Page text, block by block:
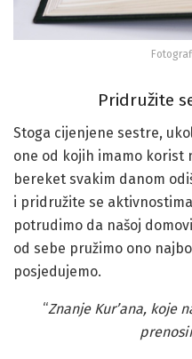
Pridružite
Stoga cijenjene sestre,
one od kojih imamo korist
bereket svakim danom
i pridružite se
potrudimo da našoj
od sebe pružimo ono
posjedujemo.
“Znanje Kur’ana, koje